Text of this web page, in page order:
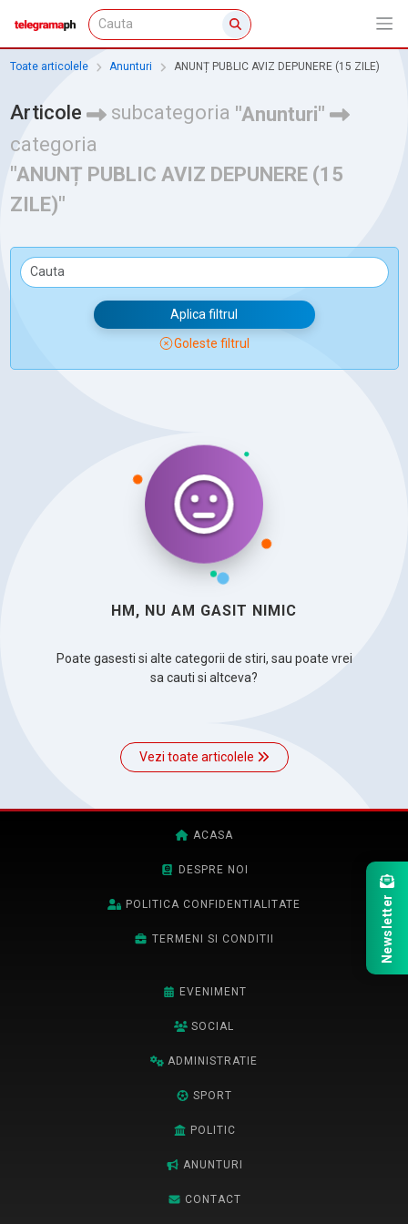
Toate articolele Anunturi ANUNȚ PUBLIC AVIZ DEPUNERE (15 ZILE)
Articole subcategoria "Anunturi"
categoria
"ANUNȚ PUBLIC AVIZ DEPUNERE (15
ZILE)"
Aplica filtrul
Goleste filtrul
HM, NU AM GASIT NIMIC
Poate gasesti si alte categorii de stiri, sau poate vrei
sa cauti si altceva?
Vezi toate articolele
ACASA
DESPRE NOI
POLITICA CONFIDENTIALITATE
TERMENI SI CONDITII
EVENIMENT
SOCIAL
ADMINISTRATIE
SPORT
POLITIC
ANUNTURI
CONTACT
Newsletter